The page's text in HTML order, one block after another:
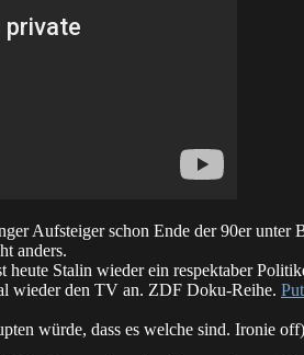
Aufsteiger schon Ende der 90er
anders.
heute Stalin wieder ein respektaber
wieder den TV an. ZDF Doku-Reihe.
würde, dass es welche sind. Ironie off)